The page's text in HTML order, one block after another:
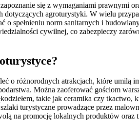
się z wymaganiami
agroturystyki. W wielu
spełnieniu norm sanitarnych i
cywilnej, co zabezpieczy
o różnorodnych atrakcjach, które umilą
Można zaoferować gościom
takie jak ceramika czy
turystyczne prowadzące przez
na promocję lokalnych produktów oraz